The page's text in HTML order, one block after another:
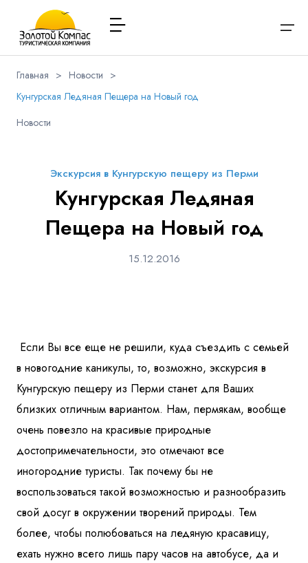
О компании
Туры и экскурсии
Туристам
Заказ автобуса
Главная > Новости >
Кунгурская Ледяная Пещера на Новый год
Новости
Экскурсия в Кунгурскую пещеру из Перми
Кунгурская Ледяная
Пещера на Новый год
15.12.2016
Если Вы все еще не решили, куда съездить с семьей
в новогодние каникулы, то, возможно, экскурсия в
Кунгурскую пещеру из Перми станет для Ваших
близких отличным вариантом. Нам, пермякам, вообще
очень повезло на красивые природные
достопримечательности, это отмечают все
иногородние туристы. Так почему бы не
воспользоваться такой возможностью и разнообразить
свой досуг в окружении творений природы. Тем
более, чтобы полюбоваться на ледяную красавицу,
ехать нужно всего лишь пару часов на автобусе, да и
Наличие мест в туре
Варианты заезда
Обратная связь
Я даю согласие наобработку персональных данных
с политикой компании в отношении
обработки персональных данных
Отправить
Через ВК
Я даю согласие на обработку персональных данных
ознакомлен с политикой компании в отношении
обработки персональных данных
Выберите соц.сеть
Вконтакте Viber
Телеграм